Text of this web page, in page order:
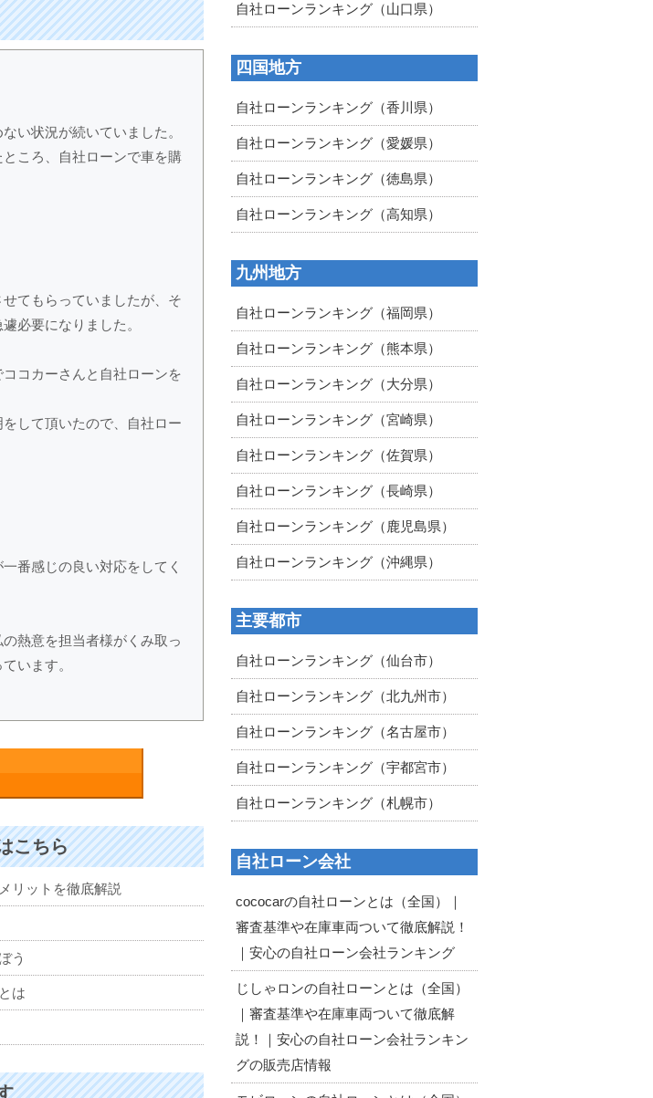
い状況が続いていました。
ころ、自社ローンで車を購
てもらっていましたが、そ
必要になりました。
コカーさんと自社ローンを
して頂いたので、自社ロー
番感じの良い対応をしてく
熱意を担当者様がくみ取っ
います。
こちら
リットを徹底解説
う
は
自社ローンランキング（山口県）
四国地方
自社ローンランキング（香川県）
自社ローンランキング（愛媛県）
自社ローンランキング（徳島県）
自社ローンランキング（高知県）
九州地方
自社ローンランキング（福岡県）
自社ローンランキング（熊本県）
自社ローンランキング（大分県）
自社ローンランキング（宮崎県）
自社ローンランキング（佐賀県）
自社ローンランキング（長崎県）
自社ローンランキング（鹿児島県）
自社ローンランキング（沖縄県）
主要都市
自社ローンランキング（仙台市）
自社ローンランキング（北九州市）
自社ローンランキング（名古屋市）
自社ローンランキング（宇都宮市）
自社ローンランキング（札幌市）
自社ローン会社
cococarの自社ローンとは（全国）｜
審査基準や在庫車両ついて徹底解説！
｜安心の自社ローン会社ランキング
じしゃロンの自社ローンとは（全国）
｜審査基準や在庫車両ついて徹底解
説！｜安心の自社ローン会社ランキン
グの販売店情報